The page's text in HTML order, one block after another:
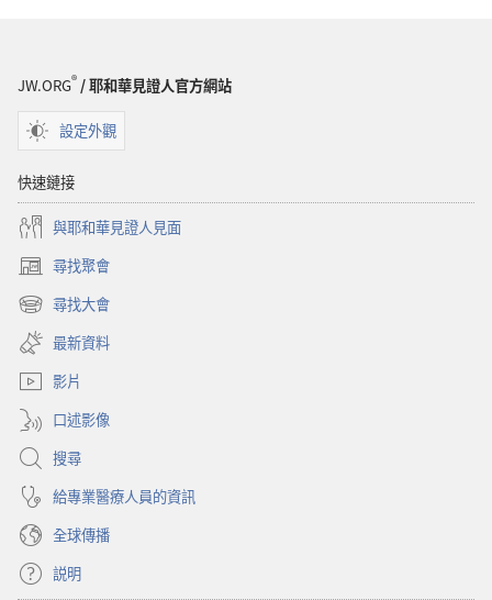
JW.ORG®/ 耶和華見證人官方網站
設定外觀
快速鏈接
與耶和華見證人見面
尋找聚會
（開
啟
新
視
窗）
尋找大會
（開
啟
新
視
最新資料
影片
口述影像
搜尋
給專業醫療人員的資訊
全球傳播
説明